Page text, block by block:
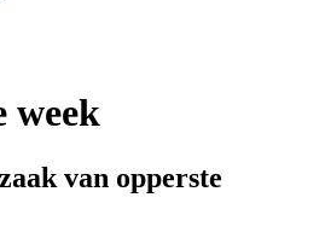
week
van opperste